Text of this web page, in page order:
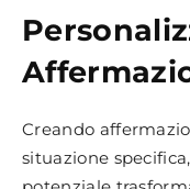
Creando
situazione